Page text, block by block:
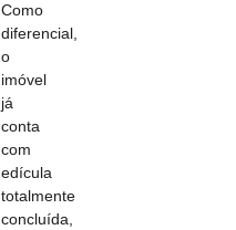
Como
diferencial,
o
imóvel
já
conta
com
edícula
totalmente
concluída,